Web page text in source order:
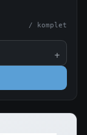
/ komplet
+